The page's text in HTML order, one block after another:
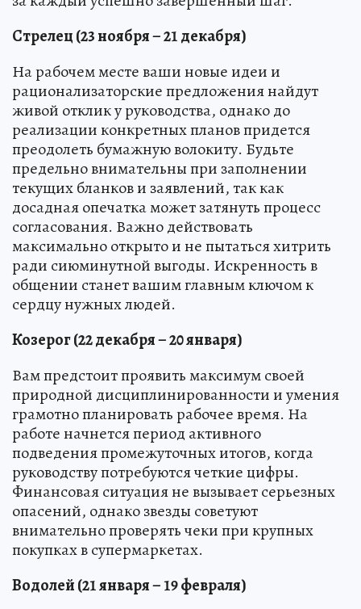
Стрелец (23 ноября – 21 декабря)
На рабочем месте ваши новые идеи и
рационализаторские предложения найдут
живой отклик у руководства, однако до
реализации конкретных планов придется
преодолеть бумажную волокиту. Будьте
предельно внимательны при заполнении
текущих бланков и заявлений, так как
досадная опечатка может затянуть процесс
согласования. Важно действовать
максимально открыто и не пытаться хитрить
ради сиюминутной выгоды. Искренность в
общении станет вашим главным ключом к
сердцу нужных людей.
Козерог (22 декабря – 20 января)
Вам предстоит проявить максимум своей
природной дисциплинированности и умения
грамотно планировать рабочее время. На
работе начнется период активного
подведения промежуточных итогов, когда
руководству потребуются четкие цифры.
Финансовая ситуация не вызывает серьезных
опасений, однако звезды советуют
внимательно проверять чеки при крупных
покупках в супермаркетах.
Водолей (21 января – 19 февраля)